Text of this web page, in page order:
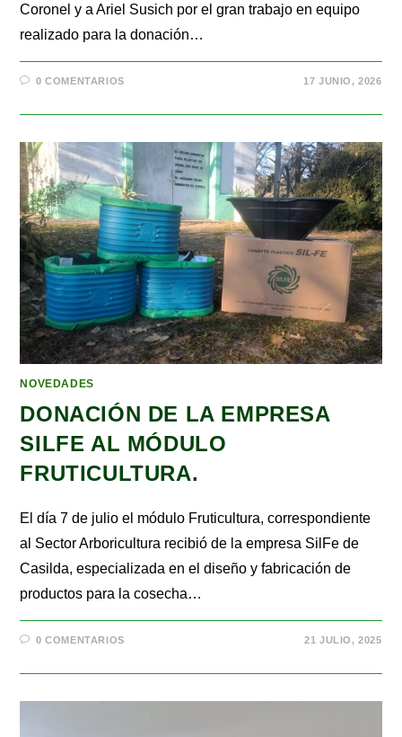
Coronel y a Ariel Susich por el gran trabajo en equipo
realizado para la donación…
0 COMENTARIOS 17 JUNIO, 2026
NOVEDADES
DONACIÓN DE LA EMPRESA
SILFE AL MÓDULO
FRUTICULTURA.
El día 7 de julio el módulo Fruticultura, correspondiente
al Sector Arboricultura recibió de la empresa SilFe de
Casilda, especializada en el diseño y fabricación de
productos para la cosecha…
0 COMENTARIOS 21 JULIO, 2025